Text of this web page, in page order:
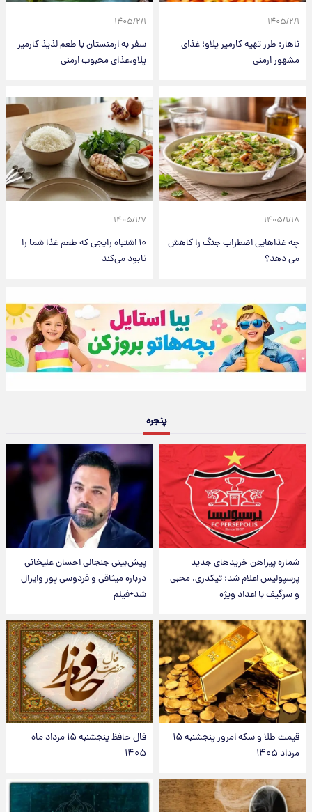
۱۴۰۵/۲/۱
ناهار: طرز تهیه کارمیر پلاو؛ غذای
مشهور ارمنی
۱۴۰۵/۲/۱
سفر به ارمنستان با طعم لذیذ کارمیر
پلاو،غذای محبوب ارمنی
۱۴۰۵/۱/۱۸
چه غذاهایی اضطراب جنگ را کاهش
می‌ دهد؟
۱۴۰۵/۱/۷
۱۰ اشتباه رایجی که طعم غذا شما را
نابود می‌کند
پنجره
شماره پیراهن خریدهای جدید
پرسپولیس اعلام شد؛ تیکدری، محبی
و سرگیف با اعداد ویژه
پیش‌بینی جنجالی احسان علیخانی
درباره میثاقی و فردوسی پور وایرال
شد+فیلم
قیمت طلا و سکه امروز پنجشنبه ۱۵
مرداد ۱۴۰۵
فال حافظ پنجشنبه ۱۵ مرداد ماه
۱۴۰۵